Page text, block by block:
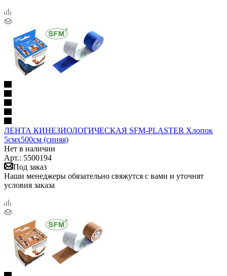
ЛЕНТА КИНЕЗИОЛОГИЧЕСКАЯ SFM-PLASTER Хлопок
5смх500см (синяя)
Нет в наличии
Арт.: 5500194
Под заказ
Наши менеджеры обязательно свяжутся с вами и уточнят
условия заказа